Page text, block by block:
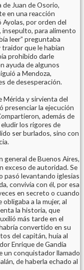
de Juan de Osorio,
en una reacción
por orden del
insepulto, para alimento
leer” preguntaba
que le habían
prohibido darle
ayuda de algunos
a Mendoza,
de desesperación.
Mérida y sirvienta del
presenciar la ejecución
además de
los rigores de
ser burlados, sino con
general de Buenos Aires,
exceso de autoridad. Se
pasó levantando iglesias
convivía con él, por esa
en secreto o cuando
a la mujer, al
la historia, que
más tarde en el
convertido en su
del capitán, huía al
Enrique de Gandía
un conquistador llamado
de haberla echado al